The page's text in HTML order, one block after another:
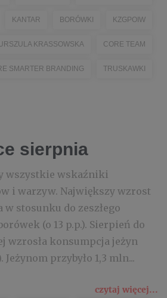
KANTAR BORÓWKI KZGPOIW
KRASSOWSKA CORE TEAM
SMARTER BRANDING TRUSKAWKI
sierpnia
wszystkie wskaźniki
i warzyw. Największy wzrost
stosunku do zeszłego
(o 13 p.p.). Sierpień do
wzrosła konsumpcja jeżyn
Jeżynom przybyło 1,3 mln...
czytaj więcej...